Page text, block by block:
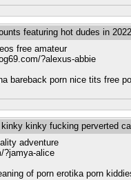
featuring hot dudes in 2022
free amateur
?alexus-abbie
bareback porn nice tits free
kinky fucking perverted
adventure
?jamya-alice
of porn erotika porn